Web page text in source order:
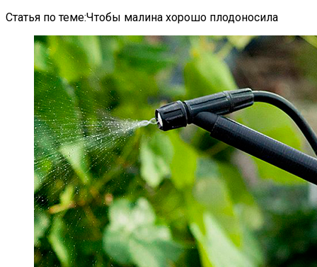
Статья по теме:Чтобы малина хорошо плодоносила